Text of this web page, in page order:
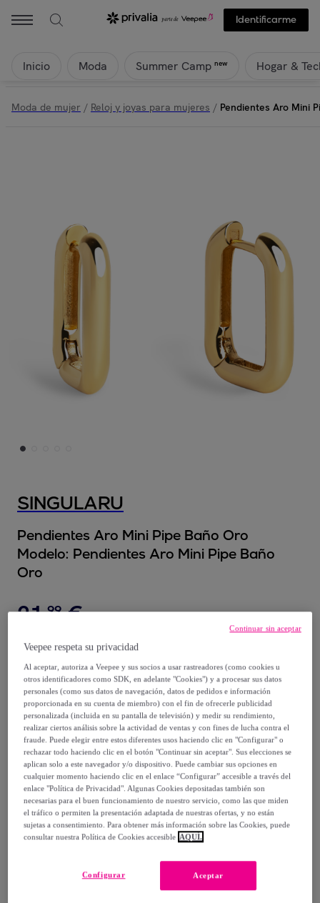
Identificarme
Inicio Moda Summer Camp new Hogar &
Moda de mujer / Reloj y joyas para mujeres / Pendientes Aro Mini
SINGULARU
Pendientes Aro Mini Pipe Baño Oro
Modelo: Pendientes Aro Mini Pipe Baño
Oro
21,99 €
29,99 €
Vendido porSingularu
Entrega
Entrega desde2,99 €
Gratis desde 30 € de compra
y el11/08
Veepee respeta su privacidad
Al aceptar, autoriza a Veepee y sus socios a usar rastreadores (como cookies u
otros identificadores como SDK, en adelante "Cookies") y a procesar sus datos
personales (como sus datos de navegación, datos de pedidos e información
proporcionada en su cuenta de miembro) con el fin de ofrecerle publicidad
personalizada (incluida en su pantalla de televisión) y medir su rendimiento,
realizar ciertos análisis sobre la actividad de ventas y con fines de lucha contra el
fraude. Puede elegir entre estos diferentes usos haciendo clic en "Configurar" o
rechazar todo haciendo clic en el botón "Continuar sin aceptar". Sus elecciones se
aplican solo a este navegador y/o dispositivo. Puede cambiar sus opciones en
cualquier momento haciendo clic en el enlace “Configurar” accesible a través del
enlace "Política de Privacidad". Algunas Cookies depositadas también son
necesarias para el buen funcionamiento de nuestro servicio, como las que miden
el tráfico o permiten la presentación adaptada de nuestras ofertas, y no están
sujetas a consentimiento. Para obtener más información sobre las Cookies, puede
consultar nuestra Política de Cookies accesible AQUÍ.
Aceptar
Configurar
Continuar sin aceptar